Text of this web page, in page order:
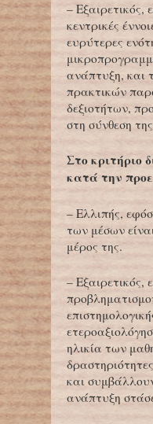
–
κεντρικές
ευρύτερες
ανάπτυξη, και
πρακτικών
δεξιοτήτων,
στη σύνθεση
Στο κριτήριο
κατά την
– Ελλιπής,
των μέσων
μέρος της.
– Εξαιρετικός,
ηλικία των
και
ανάπτυξη